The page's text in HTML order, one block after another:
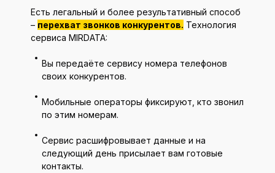
Есть легальный и более результативный способ
– перехват звонков конкурентов. Технология
сервиса MIRDATA:
Вы передаёте сервису номера телефонов
своих конкурентов.
Мобильные операторы фиксируют, кто звонил
по этим номерам.
Сервис расшифровывает данные и на
следующий день присылает вам готовые
контакты.